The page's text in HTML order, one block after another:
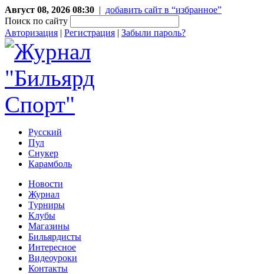
Август 08, 2026 08:30 | добавить сайт в “избранное”
Поиск по сайту
Авторизация | Регистрация | Забыли пароль?
Русский
Пул
Снукер
Карамболь
Новости
Журнал
Турниры
Клубы
Магазины
Бильярдисты
Интересное
Видеоуроки
Контакты